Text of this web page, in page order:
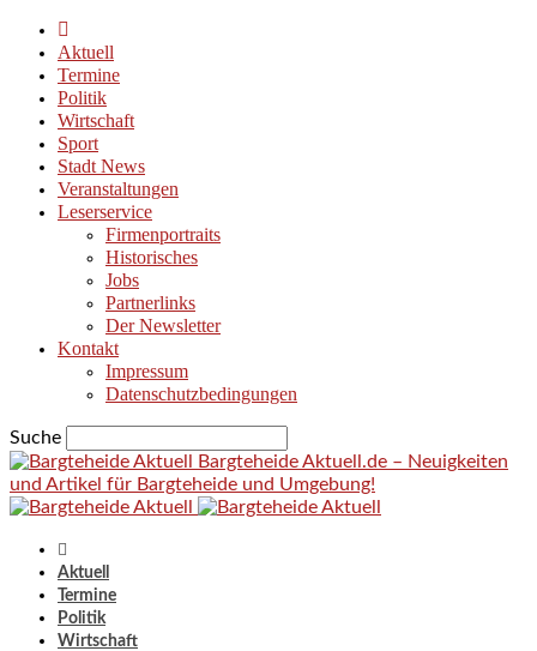
Aktuell
Termine
Politik
Wirtschaft
Sport
Stadt News
Veranstaltungen
Leserservice
Firmenportraits
Historisches
Jobs
Partnerlinks
Der Newsletter
Kontakt
Impressum
Datenschutzbedingungen
Suche
Bargteheide Aktuell.de – Neuigkeiten
und Artikel für Bargteheide und Umgebung!
Aktuell
Termine
Politik
Wirtschaft